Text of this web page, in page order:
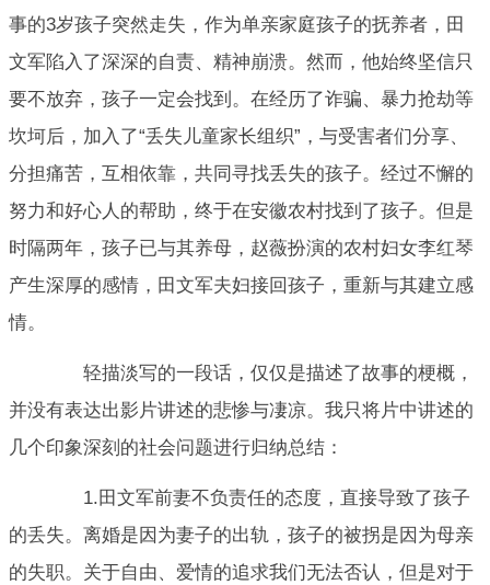
事的3岁孩子突然走失，作为单亲家庭孩子的抚养者，田
文军陷入了深深的自责、精神崩溃。然而，他始终坚信只
要不放弃，孩子一定会找到。在经历了诈骗、暴力抢劫等
坎坷后，加入了“丢失儿童家长组织”，与受害者们分享、
分担痛苦，互相依靠，共同寻找丢失的孩子。经过不懈的
努力和好心人的帮助，终于在安徽农村找到了孩子。但是
时隔两年，孩子已与其养母，赵薇扮演的农村妇女李红琴
产生深厚的感情，田文军夫妇接回孩子，重新与其建立感
情。
轻描淡写的一段话，仅仅是描述了故事的梗概，
并没有表达出影片讲述的悲惨与凄凉。我只将片中讲述的
几个印象深刻的社会问题进行归纳总结：
1.田文军前妻不负责任的态度，直接导致了孩子
的丢失。离婚是因为妻子的出轨，孩子的被拐是因为母亲
的失职。关于自由、爱情的追求我们无法否认，但是对于